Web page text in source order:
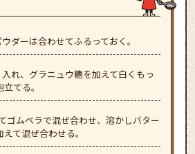
ダーは合わせてふるっておく。
れ、グラニュウ糖を加えて白くもっ
てる。
ゴムベラで混ぜ合わせ、溶かしバター
て混ぜ合わせる。